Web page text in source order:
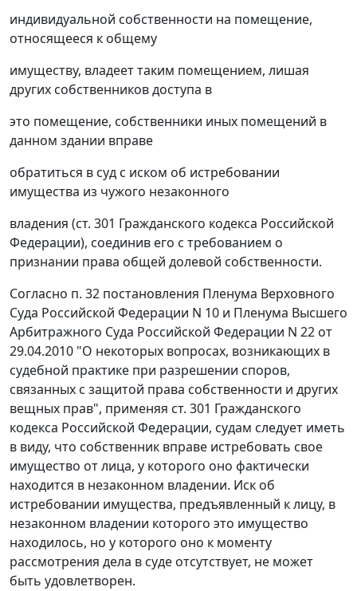
индивидуальной собственности на помещение,
относящееся к общему
имуществу, владеет таким помещением, лишая
других собственников доступа в
это помещение, собственники иных помещений в
данном здании вправе
обратиться в суд с иском об истребовании
имущества из чужого незаконного
владения (ст. 301 Гражданского кодекса Российской
Федерации), соединив его с требованием о
признании права общей долевой собственности.
Согласно п. 32 постановления Пленума Верховного
Суда Российской Федерации N 10 и Пленума Высшего
Арбитражного Суда Российской Федерации N 22 от
29.04.2010 "О некоторых вопросах, возникающих в
судебной практике при разрешении споров,
связанных с защитой права собственности и других
вещных прав", применяя ст. 301 Гражданского
кодекса Российской Федерации, судам следует иметь
в виду, что собственник вправе истребовать свое
имущество от лица, у которого оно фактически
находится в незаконном владении. Иск об
истребовании имущества, предъявленный к лицу, в
незаконном владении которого это имущество
находилось, но у которого оно к моменту
рассмотрения дела в суде отсутствует, не может
быть удовлетворен.